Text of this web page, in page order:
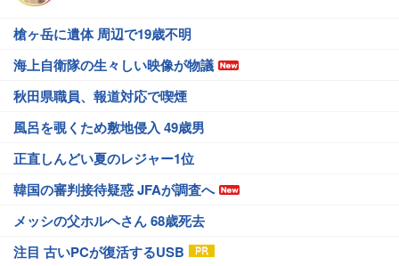
槍ヶ岳に遺体 周辺で19歳不明
海上自衛隊の生々しい映像が物議
秋田県職員、報道対応で喫煙
風呂を覗くため敷地侵入 49歳男
正直しんどい夏のレジャー1位
韓国の審判接待疑惑 JFAが調査へ
メッシの父ホルヘさん 68歳死去
注目 古いPCが復活するUSB